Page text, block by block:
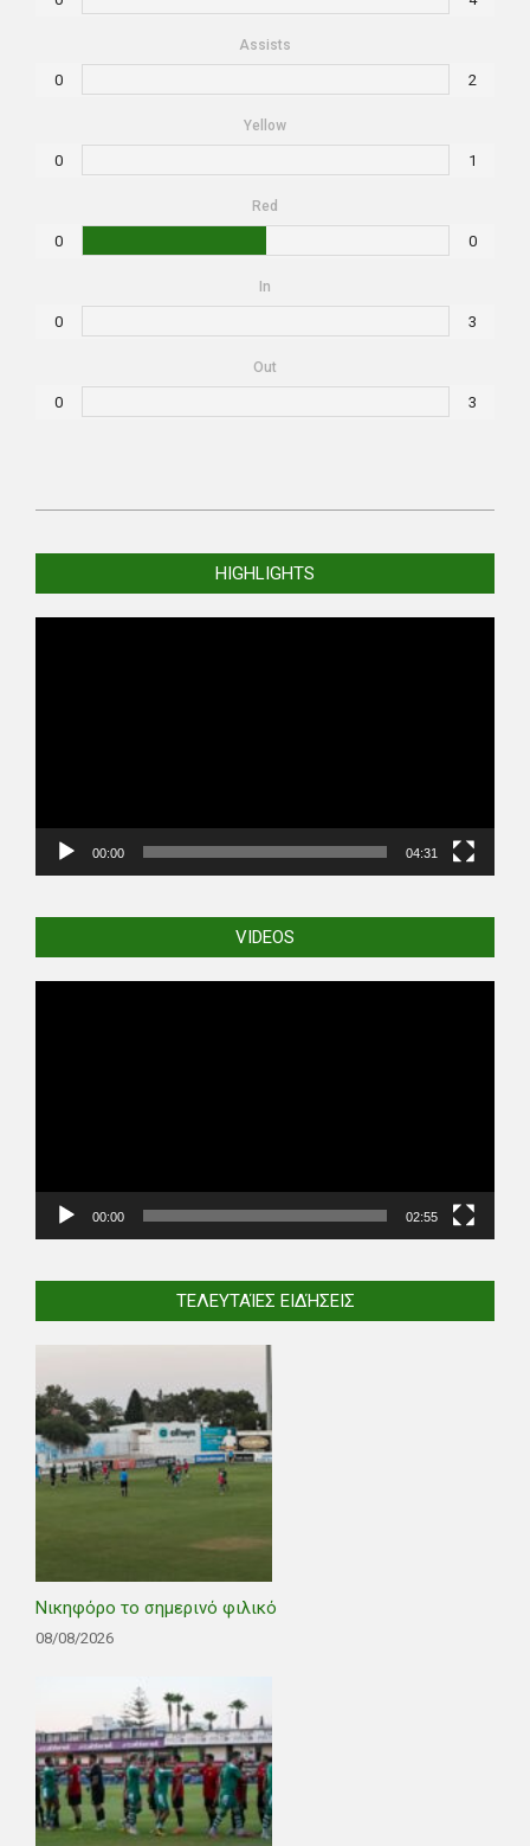
Assists
0 2
Yellow
0 1
Red
0 0
In
0 3
Out
0 3
03-
HIGHLIGHTS
00:00 04:31
VIDEOS
00:00 02:55
ΤΕΛΕΥΤΑΊΕΣ ΕΙΔΉΣΕΙΣ
Νικηφόρο το σημερινό φιλικό
08/08/2026